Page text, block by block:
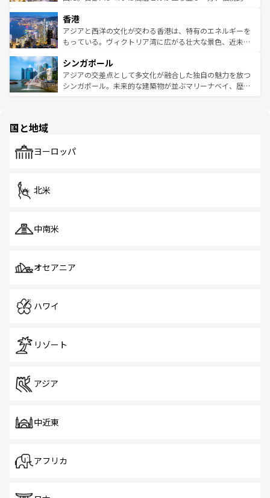
とつ。フォーやバインミー、ベトナムコーヒーなどは、ぜ
ひ現地で味わいたい。どの地域を訪れてもあたたかい人々
が旅行者を迎えてくれるので、きっと忘れられない旅にな
参照してほしい。
の活気が交差している。北部ではチェンマイなどの山岳地
帯で自然と触れ合い、南部ではプーケットやクラビの美し
いビーチでリゾート気分を楽しむことができる。タイ料理
激する。気候は一年中温暖で、どの季節にも異なる楽しみ
が待っている。親しみやすいタイの人々、仏教を中心とし
た文化、そして多様な観光資源が、訪れる旅人を魅了し続
香港
アジアと西洋の文化が交わる香港は、特有のエネルギーを
もっている。ヴィクトリア湾に広がる壮大な景色、近未来
み、どこを訪れても感動するはず。観光スポットが密集し
ており、効率よく見どころを回れるのも魅力。息をのむよ
うな絶景から文化的な体験まで、香港を存分に楽しみ尽く
シンガポール
アジアの交差点として多文化が融合した独自の魅力を放つ
シンガポール。未来的な建築物が並ぶマリーナベイ、歴史
で、ホーカーズは地元の風情を楽しめる外せないスポット
国と地域
ヨーロッパ
北米
中南米
オセアニア
ハワイ
リゾート
アジア
中近東
アフリカ